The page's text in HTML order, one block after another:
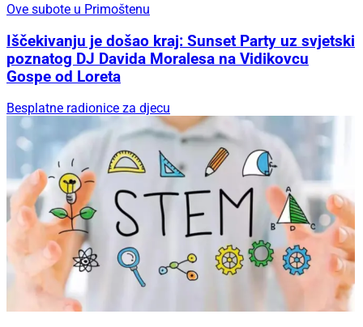
Ove subote u Primoštenu
Iščekivanju je došao kraj: Sunset Party uz svjetski
poznatog DJ Davida Moralesa na Vidikovcu
Gospe od Loreta
Besplatne radionice za djecu